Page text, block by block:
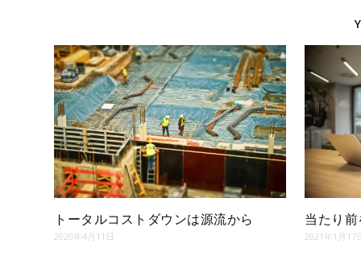
トータルコストダウンは源流から
2020年4月11日
当たり
2021年1月17